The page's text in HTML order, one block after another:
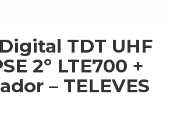
TDT UHF
2º LTE700 +
– TELEVES